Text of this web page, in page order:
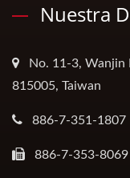
Nuestra
No. 11-3, Wanjin
815005, Taiwan
886-7-351-1807
886-7-353-8069